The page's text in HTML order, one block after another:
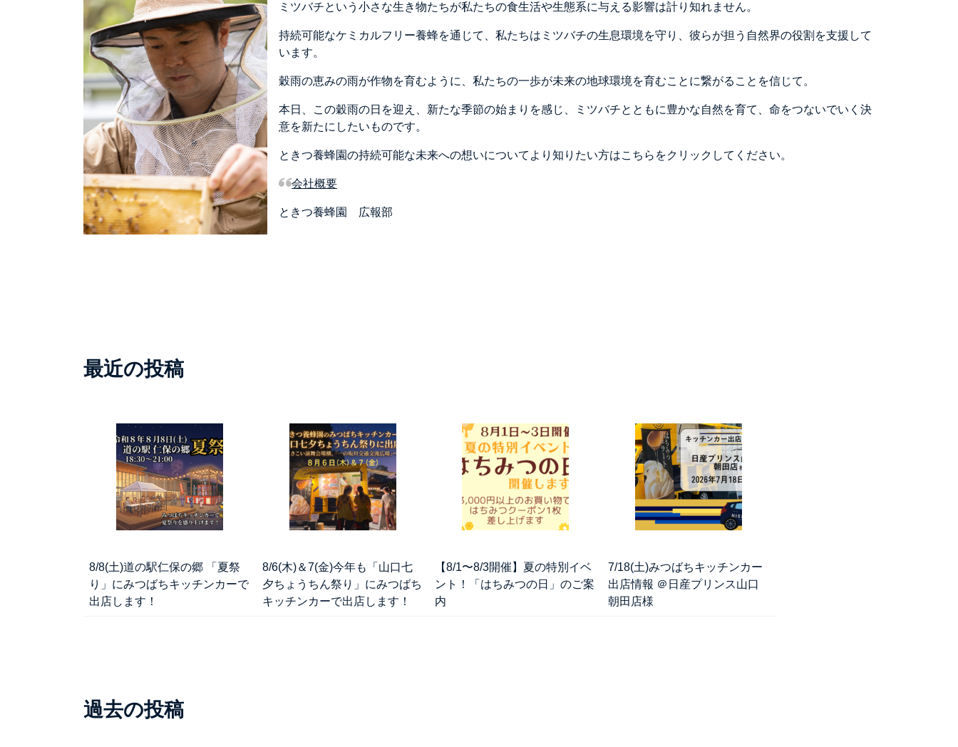
ミツバチという小さな生き物たちが私たちの食生活や生態系に与える影響は計り知れません。
持続可能なケミカルフリー養蜂を通じて、私たちはミツバチの生息環境を守り、彼らが担う自然界の役割を支援して
います。
穀雨の恵みの雨が作物を育むように、私たちの一歩が未来の地球環境を育むことに繋がることを信じて。
本日、この穀雨の日を迎え、新たな季節の始まりを感じ、ミツバチとともに豊かな自然を育て、命をつないでいく決
意を新たにしたいものです。
ときつ養蜂園の持続可能な未来への想いについてより知りたい方はこちらをクリックしてください。
会社概要
ときつ養蜂園 広報部
最近の投稿
8/8(土)道の駅仁保の郷 「夏祭
り」にみつばちキッチンカーで
出店します！
8/6(木)＆7(金)今年も「山口七
夕ちょうちん祭り」にみつばち
キッチンカーで出店します！
【8/1〜8/3開催】夏の特別イベ
ント！「はちみつの日」のご案
内
7/18(土)みつばちキッチンカー
出店情報 ＠日産プリンス山口
朝田店様
過去の投稿